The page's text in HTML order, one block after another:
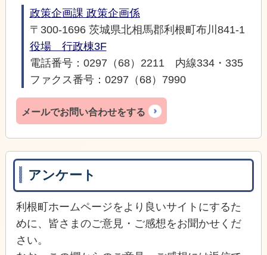
政策企画課 政策企画係
〒300-1696 茨城県北相馬郡利根町布川841-1
役場 行政棟3F
電話番号：0297（68）2211 内線334・335
ファクス番号：0297（68）7990
メールでお問い合わせをする
アンケート
利根町ホームページをより良いサイトにするた
めに、皆さまのご意見・ご感想をお聞かせくだ
さい。